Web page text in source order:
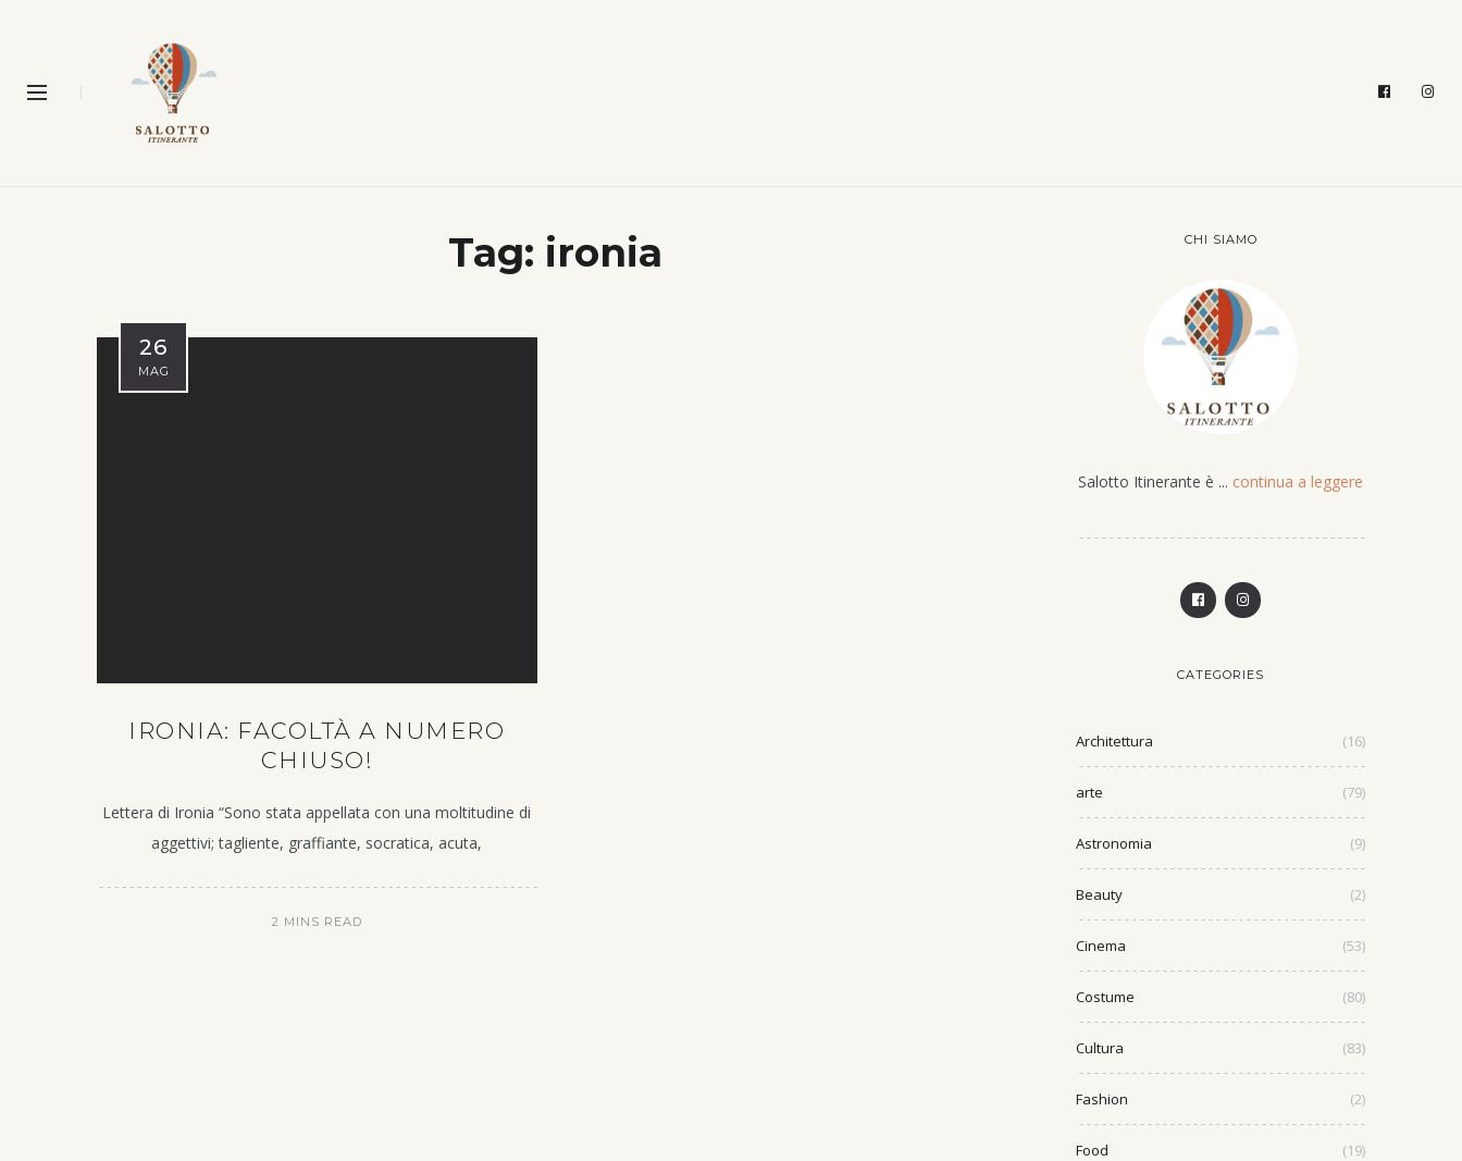
Tag: ironia
26
MAG
IRONIA: FACOLTÀ A NUMERO
CHIUSO!
Lettera di Ironia “Sono stata appellata con una moltitudine di
aggettivi; tagliente, graffiante, socratica, acuta,
2 MINS READ
CHI SIAMO
Salotto Itinerante è ... continua a leggere
CATEGORIES
Architettura (16)
arte (79)
Astronomia (9)
Beauty (2)
Cinema (53)
Costume (80)
Cultura (83)
Fashion (2)
Food (19)